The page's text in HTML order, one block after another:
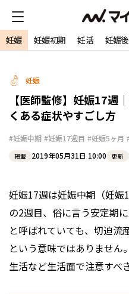
妊娠 妊娠初期 妊活 妊娠
妊娠
【医師監修】妊娠17週
くある症状やすごし方
#妊娠中期 #妊娠17週目 #妊娠5ヶ月
掲載 2019年05月31日 10:00 更新
妊娠17週は妊娠中期（妊娠
の2週目、俗に言う安定期
と呼ばれていても、切迫流
という意味ではありませ
生活など生活面で注意すべ